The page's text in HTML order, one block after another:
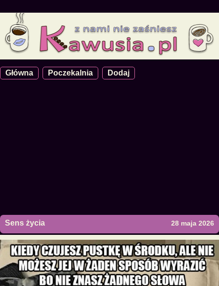
Główna Poczekalnia Dodaj
Sens życia 28 maja 2026